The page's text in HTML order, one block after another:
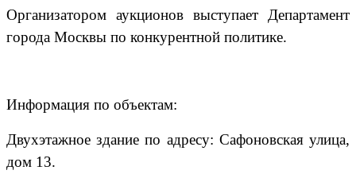
Организатором аукционов выступает Департамент
города Москвы по конкурентной политике.
Информация по объектам:
Двухэтажное здание по адресу: Сафоновская улица,
дом 13.